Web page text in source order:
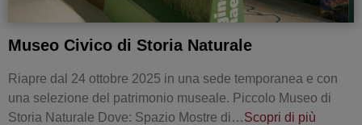
Museo Civico di Storia Naturale
Riapre dal 24 ottobre 2025 in una sede temporanea e con
una selezione del patrimonio museale. Piccolo Museo di
Storia Naturale Dove: Spazio Mostre di…Scopri di più